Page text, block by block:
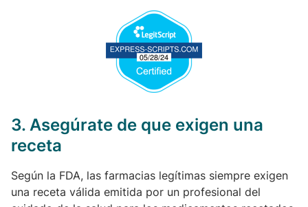
3. Asegúrate de que exigen una
receta
Según la FDA, las farmacias legítimas siempre exigen
una receta válida emitida por un profesional del